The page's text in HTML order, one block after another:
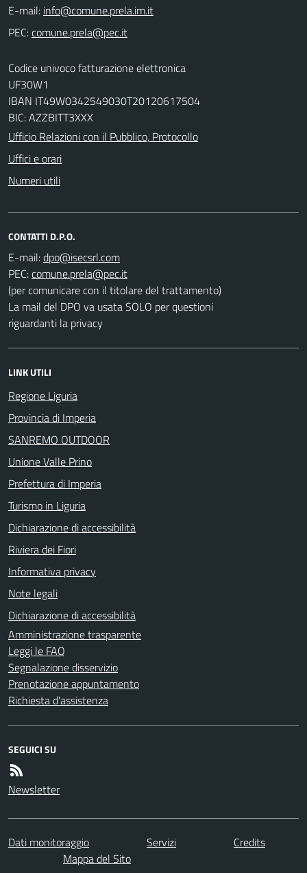
E-mail:
PEC:
Codice univoco fatturazione elettronica
UF30W1
IBAN IT49W0342549030T20120617504
BIC: AZZBITT3XXX
Ufficio Relazioni con il Pubblico, Protocollo
Uffici e orari
Numeri utili
CONTATTI D.P.O.
E-mail:
PEC:
(per comunicare con il titolare del trattamento)
La mail del DPO va usata SOLO per questioni
riguardanti la privacy
LINK UTILI
Regione Liguria
Provincia di Imperia
SANREMO OUTDOOR
Unione Valle Prino
Prefettura di Imperia
Turismo in Liguria
Dichiarazione di accessibilità
Riviera dei Fiori
Informativa privacy
Note legali
Dichiarazione di accessibilità
Amministrazione trasparente
Leggi le FAQ
Segnalazione disservizio
Prenotazione appuntamento
Richiesta d'assistenza
SEGUICI SU
Newsletter
Dati monitoraggio Servizi
Credits
Mappa del Sito